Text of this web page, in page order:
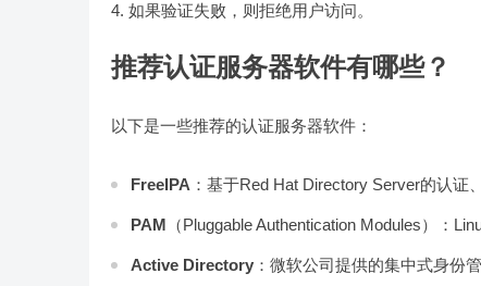
如果验证失败，则拒绝用户访问。
推荐认证服务器软件有哪些？
以下是一些推荐的认证服务器软件：
FreeIPA ：基于Red Hat Directory Server的认证
PAM （Pluggable Authentication Modules）：
Active Directory ：微软公司提供的集中式身份